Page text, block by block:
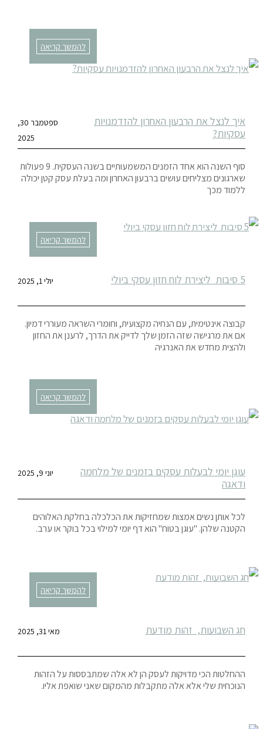
להמשך קריאה
איך לנצל את הרבעון האחרון להזדמנויות
עסקיות?
ספטמבר 30,
2025
סוף השנה הוא אחד הזמנים המשמעותיים בשנה העסקית. 9 פעולות
שארגונים מצליחים עושים ברבעון האחרון ומה בעלת עסק קטן יכולה
ללמוד מכך
להמשך קריאה
5 סיבות ליצירת לוח חזון עסקי ביולי יולי 1, 2025
קבוצה אינטימית, עם הנחיה מקצועית, וחומרי השראה מעוררי דמיון.
אם את מרגישה שזה הזמן שלך לדייק את הדרך, לרענן את החזון
ולהצית מחדש את האנרגיה
להמשך קריאה
עוגן יומי לבעלות עסקים בזמנים של מלחמה
ודאגה
יוני 9, 2025
לכל אותן נשים אמצות שמחזיקות את הכלכלה בחלקת האלוהים
הקטנה שלהן. "עוגן בטוח" הוא דף יומי למילוי בכל בוקר או ערב.
להמשך קריאה
חג השבועות, זהות מודעת מאי 31, 2025
ההחלטות הכי מדויקות לעסק הן לא אלה שמתבססות על הזהות
הנוכחית שלי אלא אלה מתקבלות מהמקום שאני שואפת אליו.